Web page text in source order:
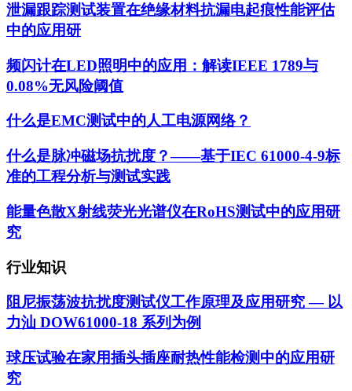
泄漏跟踪测试装置在绝缘材料抗漏电起痕性能评估
中的应用研
频闪计在LED照明中的应用：解读IEEE 1789与
0.08%无风险阈值
什么是EMC测试中的人工电源网络？
什么是脉冲磁场抗扰度？——基于IEC 61000-4-9标
准的工程分析与测试实践
能量色散X射线荧光光谱仪在RoHS测试中的应用研
究
行业知识
阻尼振荡波抗扰度测试仪工作原理及应用研究 — 以
力汕 DOW61000-18 系列为例
球压试验在家用插头插座耐热性能检测中的应用研
究